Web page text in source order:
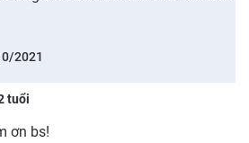
2021
tuổi
ơn bs!